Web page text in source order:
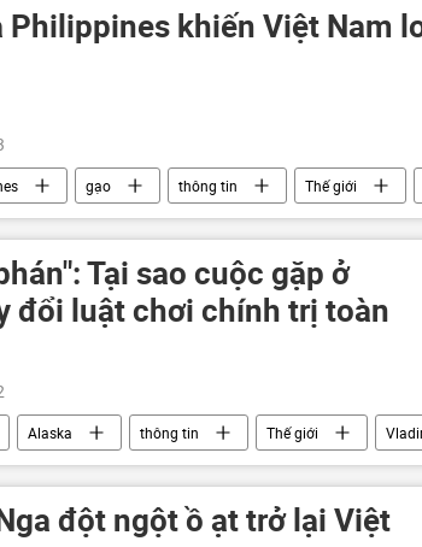
và Kherson vào Nga
LNR Donetsk
Bộ Quốc phòng Nga Thế giới
Philippines khiến Việt Nam
gạo thông tin Thế giới
Tại sao cuộc gặp ở
đổi luật chơi chính trị toàn
Alaska thông tin Thế giới
trị Quan điểm-Ý kiến
Ukraina
Trung Đông
và Donald Trump tại Alaska
đột ngột ồ ạt trở lại Việt